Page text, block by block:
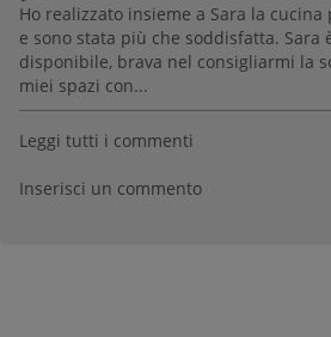
Ho realizzato insieme a Sara la cucina
e sono stata più che soddisfatta. Sara
disponibile, brava nel consigliarmi la
miei spazi con...
Leggi tutti i commenti
Inserisci un commento